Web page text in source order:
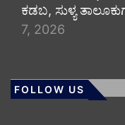
ಕಡಬ, ಸುಳ್ಯ
7, 2026
FOLLOW US